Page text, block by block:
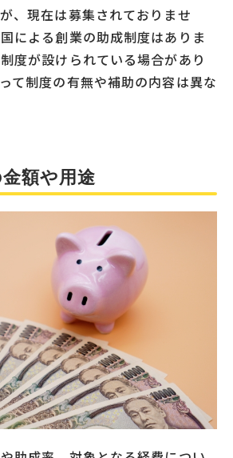
、現在は募集されておりませ
による創業の助成制度はありま
度が設けられている場合があり
て制度の有無や補助の内容は異な
額や用途